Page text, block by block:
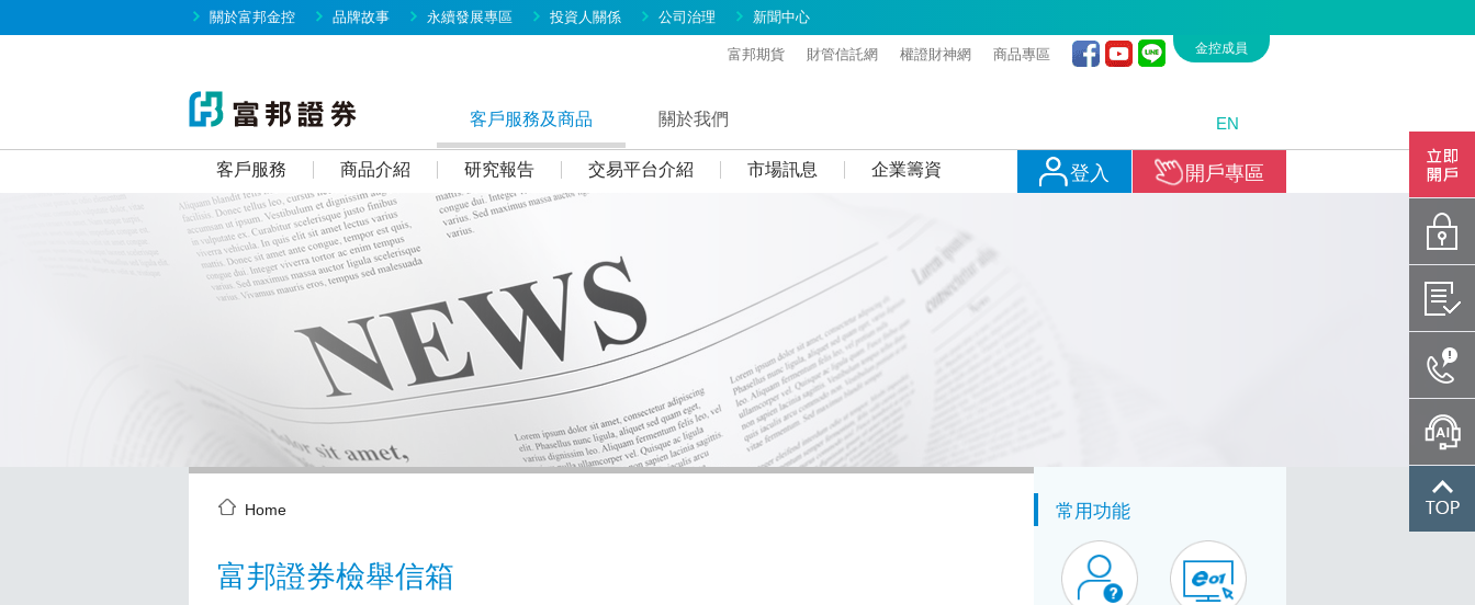
客戶服務及商品
客戶服務 商品介紹 研究報告 交易平台介紹 市場訊息 企業籌資
關於我們
登入 開戶專區
金控成員
關於富邦金控 品牌故事 永續發展專區 投資人關係 公司治理 新聞中心
富邦期貨 財管信託網 權證財神網 商品專區
EN
Home
富邦證券檢舉信箱
常用功能
開戶專
密碼專
憑證管
聯絡我
智能客